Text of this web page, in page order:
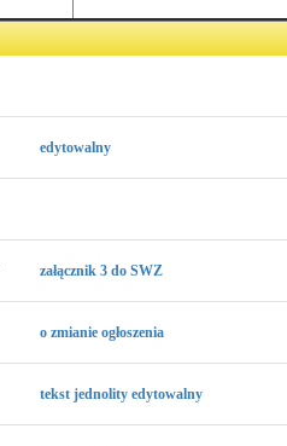
edytowalny
załącznik 3 do SWZ
o zmianie ogłoszenia
tekst jednolity edytowalny